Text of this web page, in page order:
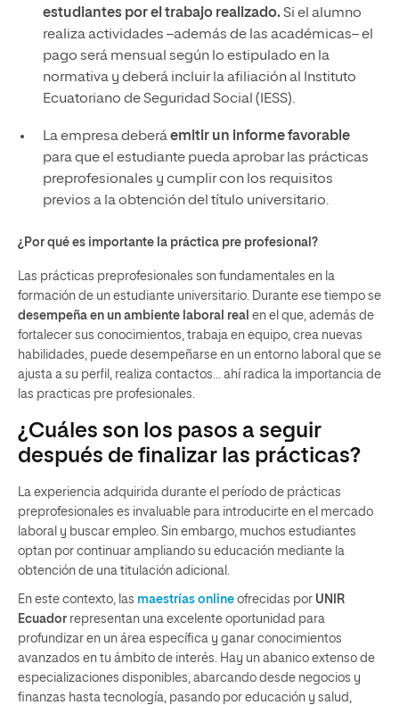
estudiantes por el trabajo realizado. Si el alumno
realiza actividades –además de las académicas– el
pago será mensual según lo estipulado en la
normativa y deberá incluir la afiliación al Instituto
Ecuatoriano de Seguridad Social (IESS).
La empresa deberáemitir un informe favorable
para que el estudiante pueda aprobar las prácticas
preprofesionales y cumplir con los requisitos
previos a la obtención del título universitario.
¿Por qué es importante la práctica pre profesional?
Las prácticas preprofesionales son fundamentales en la
formación de un estudiante universitario. Durante ese tiempo se
desempeña en un ambiente laboral real en el que, además de
fortalecer sus conocimientos, trabaja en equipo, crea nuevas
habilidades, puede desempeñarse en un entorno laboral que se
ajusta a su perfil, realiza contactos… ahí radica la importancia de
las practicas pre profesionales.
¿Cuáles son los pasos a seguir
después de finalizar las prácticas?
La experiencia adquirida durante el período de prácticas
preprofesionales es invaluable para introducirte en el mercado
laboral y buscar empleo. Sin embargo, muchos estudiantes
optan por continuar ampliando su educación mediante la
obtención de una titulación adicional.
En este contexto, las maestrías online ofrecidas por UNIR
Ecuador representan una excelente oportunidad para
profundizar en un área específica y ganar conocimientos
avanzados en tu ámbito de interés. Hay un abanico extenso de
especializaciones disponibles, abarcando desde negocios y
finanzas hasta tecnología, pasando por educación y salud,